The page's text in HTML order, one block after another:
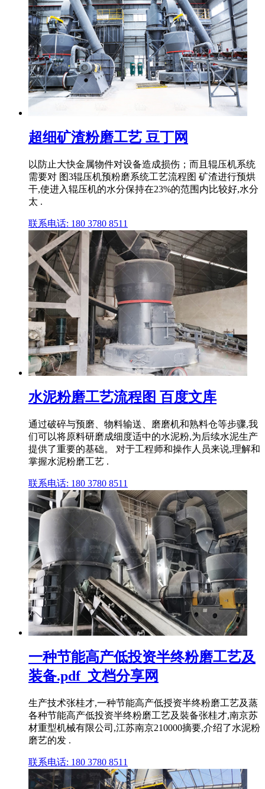
超细矿渣粉磨工艺 豆丁网
以防止大快金属物件对设备造成损伤；而且辊压机系统
需要对 图3辊压机预粉磨系统工艺流程图 矿渣进行预烘
干,使进入辊压机的水分保持在23%的范围内比较好,水分
太 .
联系电话: 180 3780 8511
水泥粉磨工艺流程图 百度文库
通过破碎与预磨、物料输送、磨磨机和熟料仓等步骤,我
们可以将原料研磨成细度适中的水泥粉,为后续水泥生产
提供了重要的基础。 对于工程师和操作人员来说,理解和
掌握水泥粉磨工艺 .
联系电话: 180 3780 8511
一种节能高产低投资半终粉磨工艺及
装备.pdf_文档分享网
生产技术张桂才,一种节能高产低授资半终粉磨工艺及蒸
各种节能高产低投资半终粉磨工艺及裝备张桂才,南京苏
材重型机械有限公司,江苏南京210000摘要,介绍了水泥粉
磨艺的发 .
联系电话: 180 3780 8511